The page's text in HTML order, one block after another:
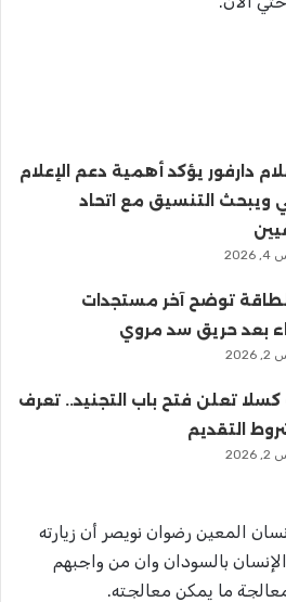
دارفور يؤكد أهمية دعم الإعلام
ويبحث التنسيق مع اتحاد
الطاقة توضح آخر مستجدات
بعد حريق سد مروي
تعلن فتح باب التجنيد.. تعرف
التقديم
المعين رضوان نويصر أن زيارته
بالسودان وان من واجبهم
ما يمكن معالجته.